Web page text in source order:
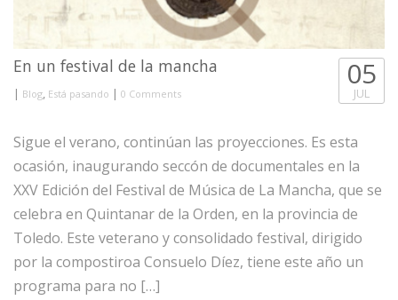
En un festival de la mancha
| Blog, Está pasando | 0 Comments
05
JUL
Sigue el verano, continúan las proyecciones. Es esta
ocasión, inaugurando seccón de documentales en la
XXV Edición del Festival de Música de La Mancha, que se
celebra en Quintanar de la Orden, en la provincia de
Toledo. Este veterano y consolidado festival, dirigido
por la compostiroa Consuelo Díez, tiene este año un
programa para no […]